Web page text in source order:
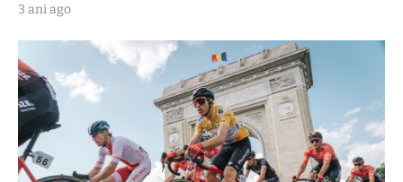
3 ani ago